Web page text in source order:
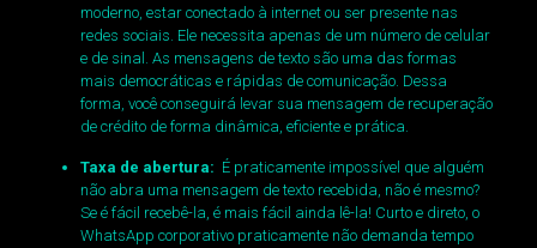
moderno, estar conectado à internet ou ser presente nas
redes sociais. Ele necessita apenas de um número de celular
e de sinal. As mensagens de texto são uma das formas
mais democráticas e rápidas de comunicação. Dessa
forma, você conseguirá levar sua mensagem de recuperação
de crédito de forma dinâmica, eficiente e prática.
Taxa de abertura: É praticamente impossível que alguém
não abra uma mensagem de texto recebida, não é mesmo?
Se é fácil recebê-la, é mais fácil ainda lê-la! Curto e direto, o
WhatsApp corporativo praticamente não demanda tempo